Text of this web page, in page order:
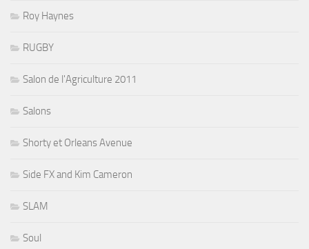
Roy Haynes
RUGBY
Salon de l'Agriculture 2011
Salons
Shorty et Orleans Avenue
Side FX and Kim Cameron
SLAM
Soul